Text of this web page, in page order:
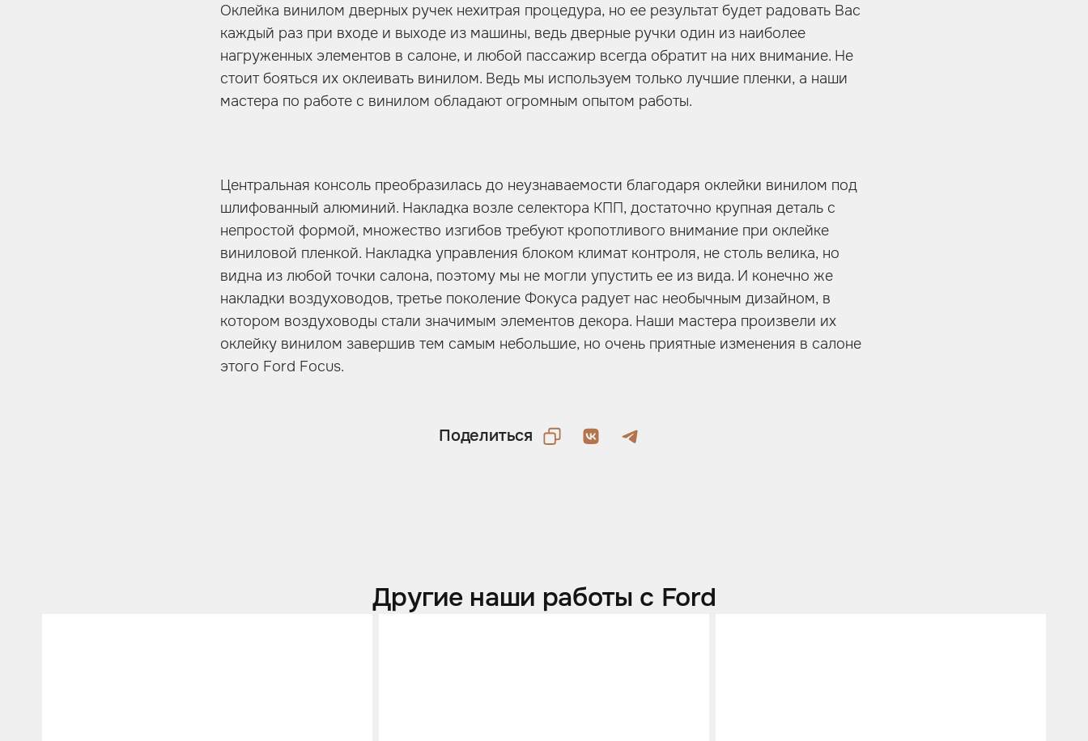
Оклейка винилом дверных ручек нехитрая процедура, но ее результат будет радовать Вас
каждый раз при входе и выходе из машины, ведь дверные ручки один из наиболее
нагруженных элементов в салоне, и любой пассажир всегда обратит на них внимание. Не
стоит бояться их оклеивать винилом. Ведь мы используем только лучшие пленки, а наши
мастера по работе с винилом обладают огромным опытом работы.
Центральная консоль преобразилась до неузнаваемости благодаря оклейки винилом под
шлифованный алюминий. Накладка возле селектора КПП, достаточно крупная деталь с
непростой формой, множество изгибов требуют кропотливого внимание при оклейке
виниловой пленкой. Накладка управления блоком климат контроля, не столь велика, но
видна из любой точки салона, поэтому мы не могли упустить ее из вида. И конечно же
накладки воздуховодов, третье поколение Фокуса радует нас необычным дизайном, в
котором воздуховоды стали значимым элементов декора. Наши мастера произвели их
оклейку винилом завершив тем самым небольшие, но очень приятные изменения в салоне
этого Ford Focus.
Поделиться
Другие наши работы с Ford